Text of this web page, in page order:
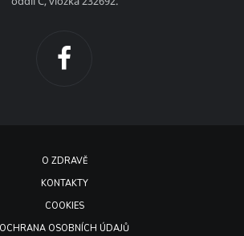
O ZDRAVĚ
KONTAKTY
COOKIES
OCHRANA OSOBNÍCH ÚDAJŮ